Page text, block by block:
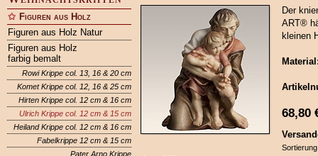
Figuren aus Holz
Figuren aus Holz Natur
Figuren aus Holz
farbig bemalt
Rowi Krippe col. 13, 16 & 20 cm
Komet Krippe col. 12, 16 & 25 cm
Hirten Krippe col. 12 cm & 16 cm
Ulrich Krippe col. 12 cm & 15 cm
Heiland Krippe col. 12 cm & 16 cm
Fabelkrippe 12 cm & 15 cm
Pater Arno Krippe
Der
ART®
kleinen
68,80